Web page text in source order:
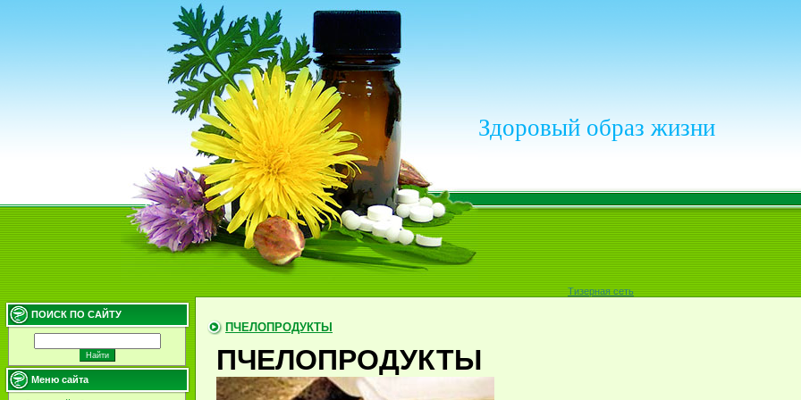
Здоровый образ жизни
Тизерная сеть
ПОИСК ПО САЙТУ
Меню сайта
ПЧЕЛОПРОДУКТЫ
ПЧЕЛОПРОДУКТЫ